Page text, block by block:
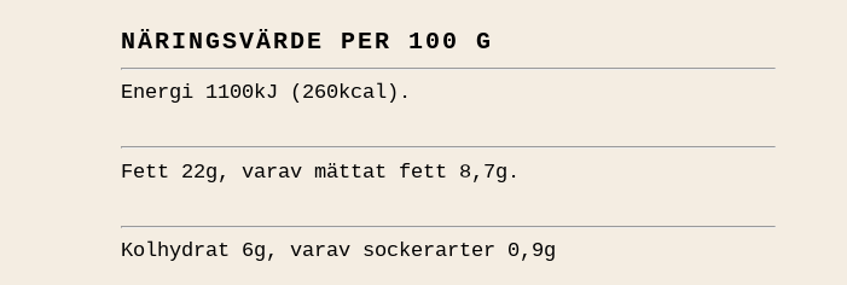
NÄRINGSVÄRDE PER 100 G
Energi 1100kJ (260kcal).
Fett 22g, varav mättat fett 8,7g.
Kolhydrat 6g, varav sockerarter 0,9g